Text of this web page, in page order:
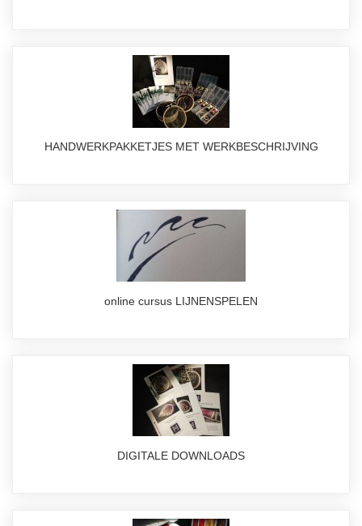
HANDWERKPAKKETJES MET WERKBESCHRIJVING
online cursus LIJNENSPELEN
DIGITALE DOWNLOADS